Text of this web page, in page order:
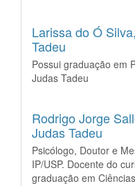
Larissa do Ó Silva,
Tadeu
Possui graduação em
Judas Tadeu
Rodrigo Jorge
Judas Tadeu
Psicólogo, Doutor e
IP/USP. Docente do
graduação em